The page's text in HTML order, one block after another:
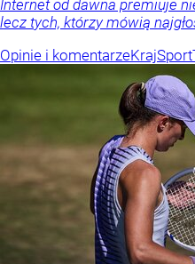
Internet od dawna premiuje
lecz tych, którzy mówią
Opinie i komentarzeKrajSport